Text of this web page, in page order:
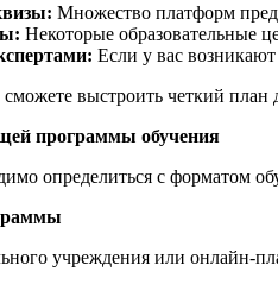
Множество платформ
Некоторые образовательные
Если у вас
выстроить четкий план
программы обучения
определиться с форматом
учреждения или онлайн-